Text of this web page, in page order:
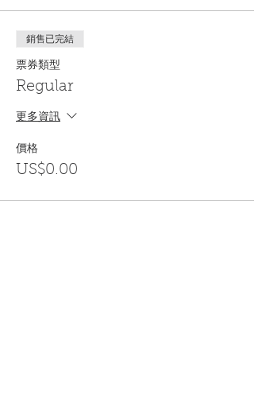
銷售已完結
票券類型
Regular
更多資訊
價格
US$0.00